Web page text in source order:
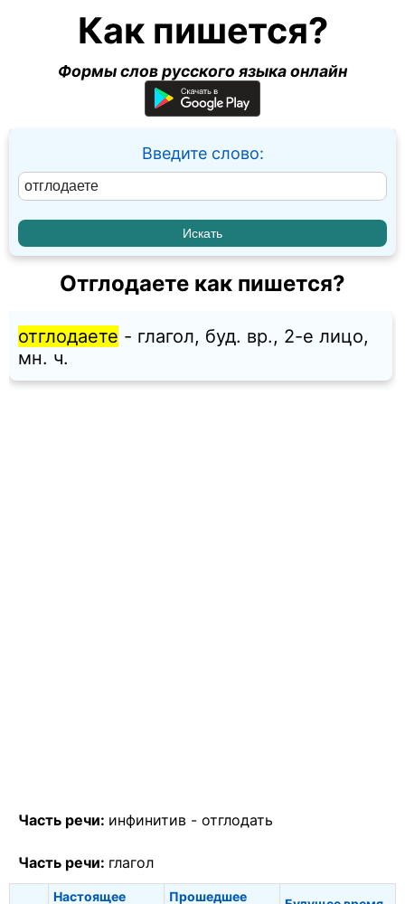
Как пишется?
Формы слов русского языка онлайн
Введите слово:
Отглодаете как пишется?
отглодаете - глагол, буд. вр., 2-е лицо,
мн. ч.
Часть речи: инфинитив - отглодать
Часть речи: глагол
Настоящее
Прошедшее